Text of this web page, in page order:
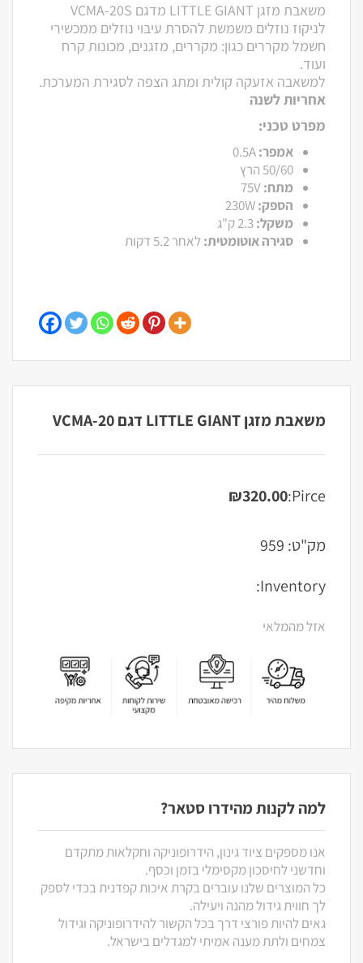
משאבת מזגן LITTLE GIANT מדגם VCMA-20S
לניקוז נוזלים משמשת להסרת עיבוי נוזלים ממכשירי
חשמל מקררים כגון: מקררים, מזגנים, מכונות קרח
ועוד.
למשאבה אזעקה קולית ומתג הצפה לסגירת המערכת.
אחריות לשנה
מפרט טכני:
אמפר:0.5A
50/60 הרץ
מתח:75V
הספק:
משקל:
סגירה אוטומטית:לאחר 5.2 דקות
משאבת מזגן LITTLE GIANT דגם VCMA-20
Pirce:
₪320.00
מק"ט: 959
Inventory:
אזל מהמלאי
למה לקנות מהידרו סטאר?
אנו מספקים ציוד גינון, הידרופוניקה וחקלאות מתקדם
וחדשני לחיסכון מקסימלי בזמן וכסף.
כל המוצרים שלנו עוברים בקרת איכות קפדנית בכדי לספק
לך חווית גידול מהנה ויעילה.
גאים להיות פורצי דרך בכל הקשור להידרופוניקה וגידול
צמחים ולתת מענה אמיתי למגדלים בישראל.